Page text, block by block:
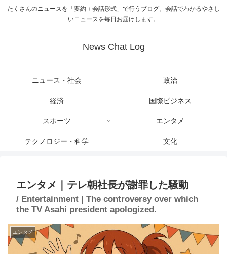
たくさんのニュースを「要約＋会話形式」で行うブログ。会話でわかるやさし
いニュースを毎日お届けします。
News Chat Log
ニュース・社会 政治
経済 国際ビジネス
スポーツ エンタメ
テクノロジー・科学 文化
エンタメ｜テレ朝社長が謝罪した騒動
/ Entertainment | The controversy over which
the TV Asahi president apologized.
エンタメ